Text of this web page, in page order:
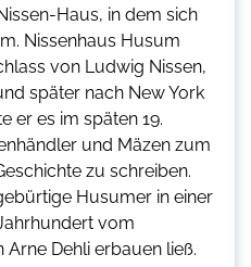
Haus, in dem sich
Nissenhaus Husum
von Ludwig Nissen,
später nach New York
er es im späten 19.
und Mäzen zum
zu schreiben.
Husumer in einer
vom
Dehli erbauen ließ.